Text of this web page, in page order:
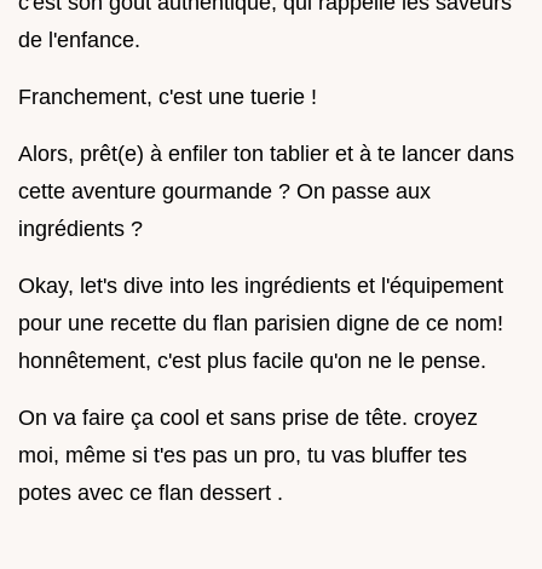
de l'enfance.
Franchement, c'est une tuerie !
Alors, prêt(e) à enfiler ton tablier et à te lancer dans
cette aventure gourmande ? On passe aux
ingrédients ?
Okay, let's dive into les ingrédients et l'équipement
pour une recette du flan parisien digne de ce nom!
honnêtement, c'est plus facile qu'on ne le pense.
On va faire ça cool et sans prise de tête. croyez
moi, même si t'es pas un pro, tu vas bluffer tes
potes avec ce flan dessert .